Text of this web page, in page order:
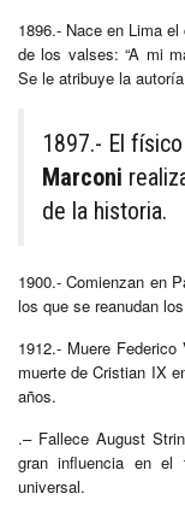
1896.- Nace en Lima
de los valses: “A mi
Se le atribuye la
1897.- El
Marconi
de la historia.
1900.- Comienzan en
los que se reanudan
1912.- Muere
muerte de Cristian IX
años.
.– Fallece August
gran influencia en el
universal.